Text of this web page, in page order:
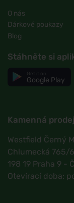
O nás
Dárkové poukazy
Blog
Stáhněte si
Google Play
Kamenná
Westfield Černý
Chlumecká 765/6
198 19 Praha 9 -
Otevírací doba: